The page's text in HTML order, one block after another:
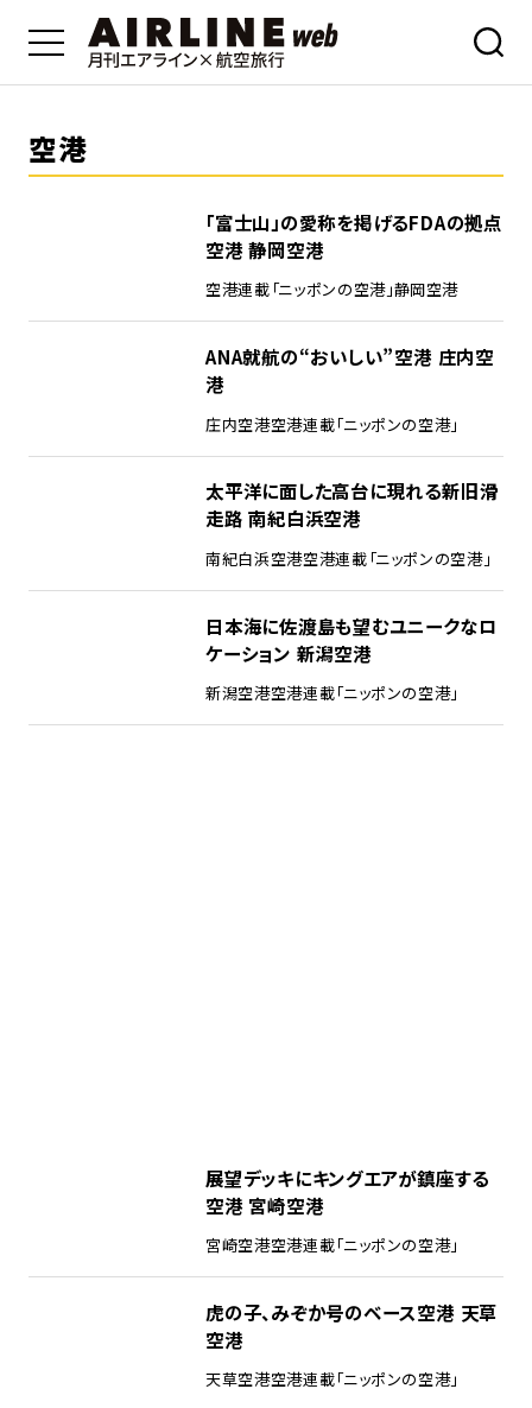
空港
「富士山」の愛称を掲げるFDAの拠点
空港 静岡空港
空港連載「ニッポンの空港」静岡空港
ANA就航の“おいしい”空港 庄内空
港
庄内空港空港連載「ニッポンの空港」
太平洋に面した高台に現れる新旧滑
走路 南紀白浜空港
南紀白浜空港空港連載「ニッポンの空港」
日本海に佐渡島も望むユニークなロ
ケーション 新潟空港
新潟空港空港連載「ニッポンの空港」
展望デッキにキングエアが鎮座する
空港 宮崎空港
宮崎空港空港連載「ニッポンの空港」
虎の子、みぞか号のベース空港 天草
空港
天草空港空港連載「ニッポンの空港」